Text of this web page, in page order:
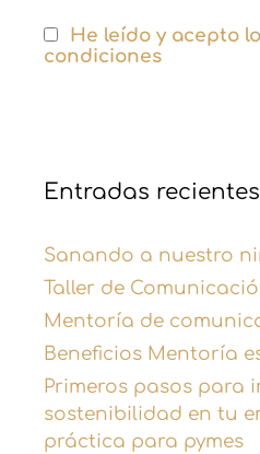
He leído y acepto
condiciones
Entradas recientes
Sanando a nuestro
Taller de
Mentoría de
Beneficios Mentoría
Primeros pasos para
sostenibilidad en tu
práctica para pymes